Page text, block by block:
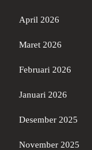
April 2026
Maret 2026
Februari 2026
Januari 2026
Desember 2025
November 2025